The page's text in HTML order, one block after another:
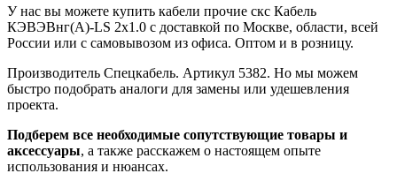
У нас вы можете купить кабели прочие скс Кабель
КЭВЭВнг(А)-LS 2х1.0 с доставкой по Москве, области, всей
России или с самовывозом из офиса. Оптом и в розницу.
Производитель Спецкабель. Артикул 5382. Но мы можем
быстро подобрать аналоги для замены или удешевления
проекта.
Подберем все необходимые сопутствующие товары и
аксессуары, а также расскажем о настоящем опыте
использования и нюансах.